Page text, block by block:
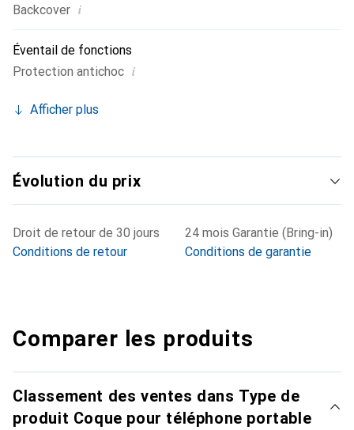
Backcover i
Éventail de fonctions
Protection antichoc i
Afficher plus
Évolution du prix
Droit de retour de 30 jours
Conditions de retour
24 mois Garantie (Bring-in)
Conditions de garantie
Comparer les produits
Classement des ventes dans Type de
produit Coque pour téléphone portable